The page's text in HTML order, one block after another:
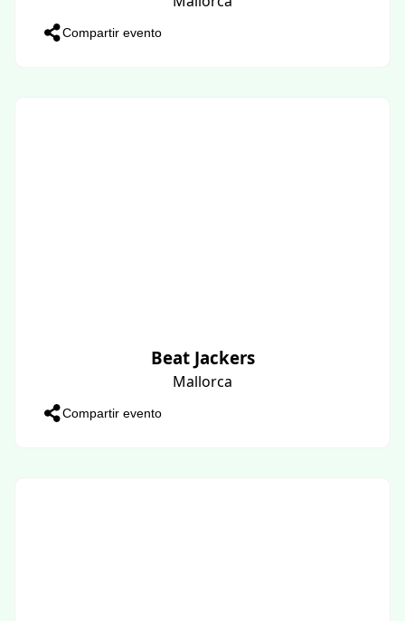
Compartir evento
Beat Jackers
Mallorca
Compartir evento